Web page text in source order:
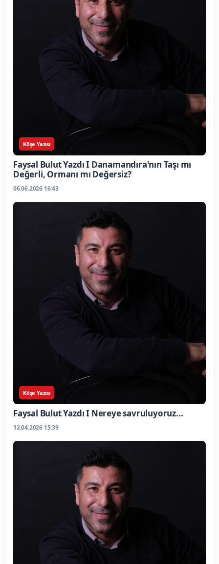
Köşe Yazısı
Faysal Bulut Yazdı I Danamandıra'nın Taşı mı
Değerli, Ormanı mı Değersiz?
06.06.2026 16:43
Köşe Yazısı
Faysal Bulut Yazdı I Nereye savruluyoruz...
12.04.2026 15:39